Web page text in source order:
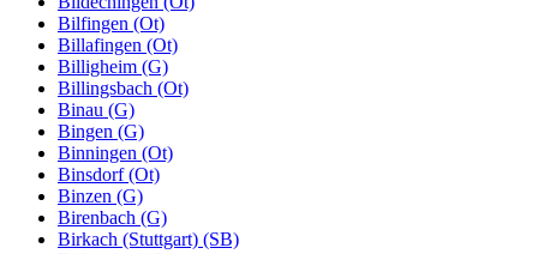
Bilfingen (Ot)
Billafingen (Ot)
Billigheim (G)
Billingsbach (Ot)
Binau (G)
Bingen (G)
Binningen (Ot)
Binsdorf (Ot)
Binzen (G)
Birenbach (G)
Birkach (Stuttgart) (SB)